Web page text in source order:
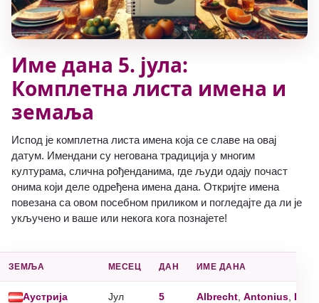
Име дана 5. јула:
Комплетна листа имена и
земаља
Испод је комплетна листа имена која се славе на овај
датум. Имендани су негована традиција у многим
културама, слична рођенданима, где људи одају почаст
онима који деле одређена имена дана. Откријте имена
повезана са овом посебном приликом и погледајте да ли је
укључено и ваше или некога кога познајете!
ЗЕМЉА MЕСЕЦ ДАН ИМЕ ДАНА
Аустрија Jул 5 Albrecht Antonius